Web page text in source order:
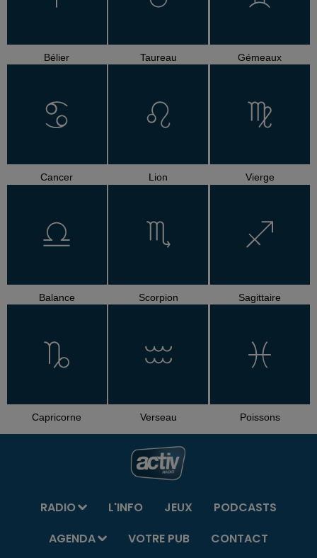
Bélier Taureau Gémeaux
Cancer Lion Vierge
Balance Scorpion Sagittaire
Capricorne Verseau Poissons
RADIO L'INFO JEUX
PODCASTS
AGENDA
VOTRE PUB CONTACT